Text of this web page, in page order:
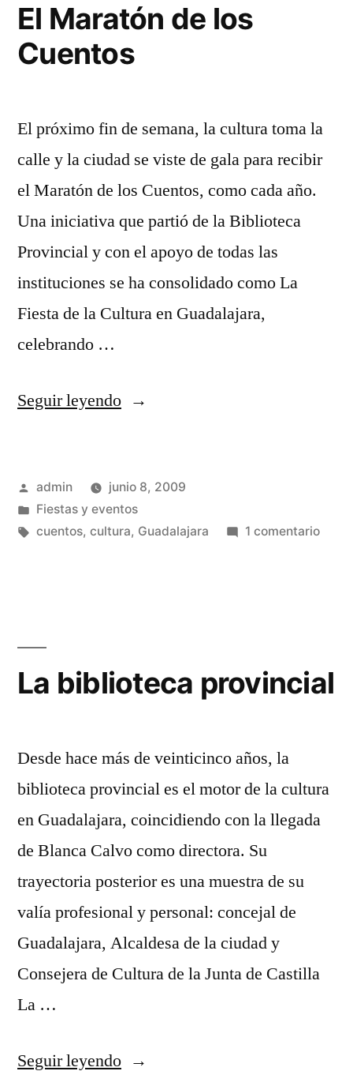
El Maratón de los
Cuentos
El próximo fin de semana, la cultura toma la
calle y la ciudad se viste de gala para recibir
el Maratón de los Cuentos, como cada año.
Una iniciativa que partió de la Biblioteca
Provincial y con el apoyo de todas las
instituciones se ha consolidado como La
Fiesta de la Cultura en Guadalajara,
celebrando …
Seguir leyendo«El
los
Cuentos»
Publicado
por
admin
junio 8, 2009
Publicado
en
Fiestas y eventos
Etiquetas:
cuentos, cultura, Guadalajara 1 comentarioen
La biblioteca provincial
Desde hace más de veinticinco años, la
biblioteca provincial es el motor de la cultura
en Guadalajara, coincidiendo con la llegada
de Blanca Calvo como directora. Su
trayectoria posterior es una muestra de su
valía profesional y personal: concejal de
Guadalajara, Alcaldesa de la ciudad y
Consejera de Cultura de la Junta de Castilla
La …
Seguir leyendo«La